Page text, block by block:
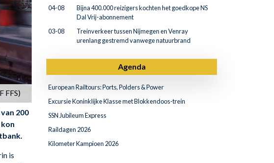
FFS)
200
is
04-08
Bijna 400.000 reizigers kochten het goedkope NS
Dal Vrij-abonnement
03-08
Treinverkeer tussen Nijmegen en Venray
urenlang gestremd vanwege natuurbrand
Agenda
European Railtours: Ports, Polders & Power
Excursie Koninklijke Klasse met Blokkendoos-trein
SSN Jubileum Express
Raildagen 2026
Kilometer Kampioen 2026